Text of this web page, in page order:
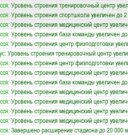
: Уровень строения тренировочный центр
: Уровень строения спортшкола увеличен до
: Уровень строения медицинский центр
: Уровень строения база команды увеличен
: Уровень строения центр физподготовки
: Уровень строения тренировочный центр
: Уровень строения центр физподготовки
: Уровень строения медицинский центр
: Уровень строения база команды увеличен
: Уровень строения медицинский центр
: Уровень строения медицинский центр
: Уровень строения медицинский центр
: Уровень строения медицинский центр
: Завершено расширение стадиона до 20 000